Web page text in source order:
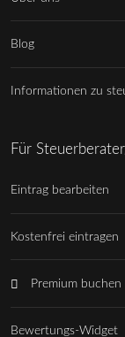
Blog
Informationen zu
Für
Eintrag bearbeiten
Kostenfrei eintragen
Premium buchen
Bewertungs-Widget